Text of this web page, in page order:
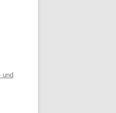
und